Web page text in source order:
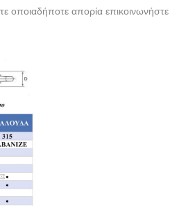
οποιαδήποτε απορία επικοινωνήστε